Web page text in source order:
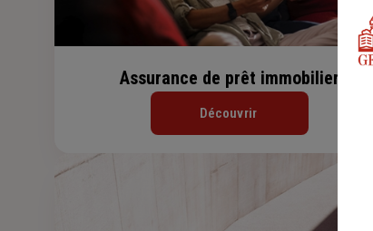
Assurance de prêt immobilier
Découvrir